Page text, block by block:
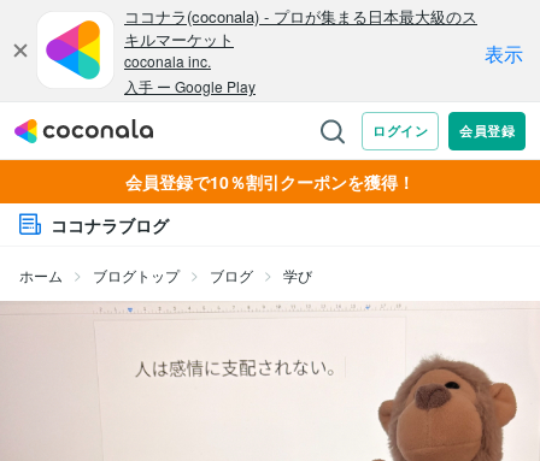
会員登録で10％割引クーポンを獲得！
ココナラブログ
ホーム ブログトップ ブログ 学び